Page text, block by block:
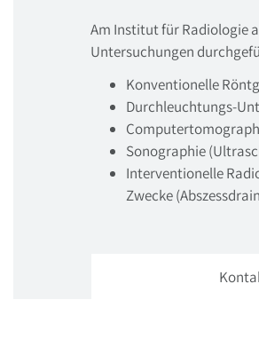
Am Institut für Radiologie
Untersuchungen
Konventionelle
Durchleuchtungs-
Sonographie
Interventionelle
Zwecke